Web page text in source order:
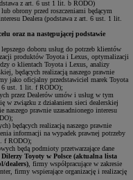
z art. 6 ust 1 lit. b RODO)
obrony przed roszczeniami będącym
Dealera (podstawa z art. 6 ust. 1 lit.
oraz na następującej podstawie
doboru usług do potrzeb klientów
produktów Toyota i Lexus, optymalizacji
o klientach Toyota i Lexus, analizy
będących realizacją naszego prawnie
jako oficjalny przedstawiciel marek Toyota
6 ust. 1 lit. f RODO);
przez Dealerów umów i usług w tym
w związku z działaniem sieci dealerskiej
naszego prawnie uzasadnionego interesu
będących realizacją naszego prawnie
informacji na wypadek prawnej potrzeby
f RODO);
będą podmioty przetwarzające dane
Toyoty w Polsce (aktualna lista
dealers) , firmy współpracujące w zakresie
firmy wspierające organizację i realizację